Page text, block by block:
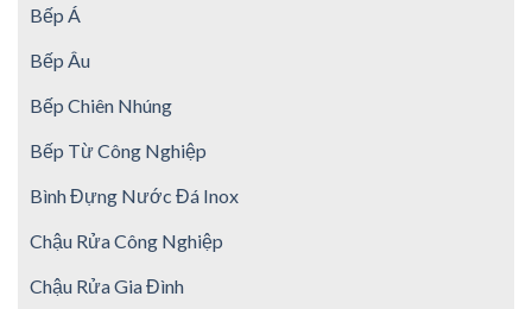
Bếp Á
Bếp Âu
Bếp Chiên Nhúng
Bếp Từ Công Nghiệp
Bình Đựng Nước Đá Inox
Chậu Rửa Công Nghiệp
Chậu Rửa Gia Đình